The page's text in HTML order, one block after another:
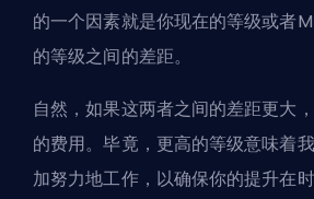
的一个因素就是你现在的等级或者
的等级之间的差距。
自然，如果这两者之间的差距更大
的费用。毕竟，更高的等级意味着
加努力地工作，以确保你的提升在